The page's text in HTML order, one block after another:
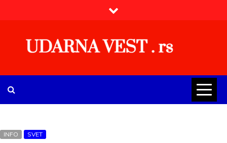
to
INFO SVET